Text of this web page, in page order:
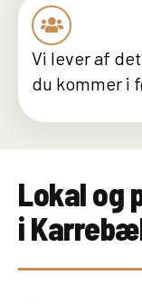
Vi lever af
du kommer i
Lokal og
i